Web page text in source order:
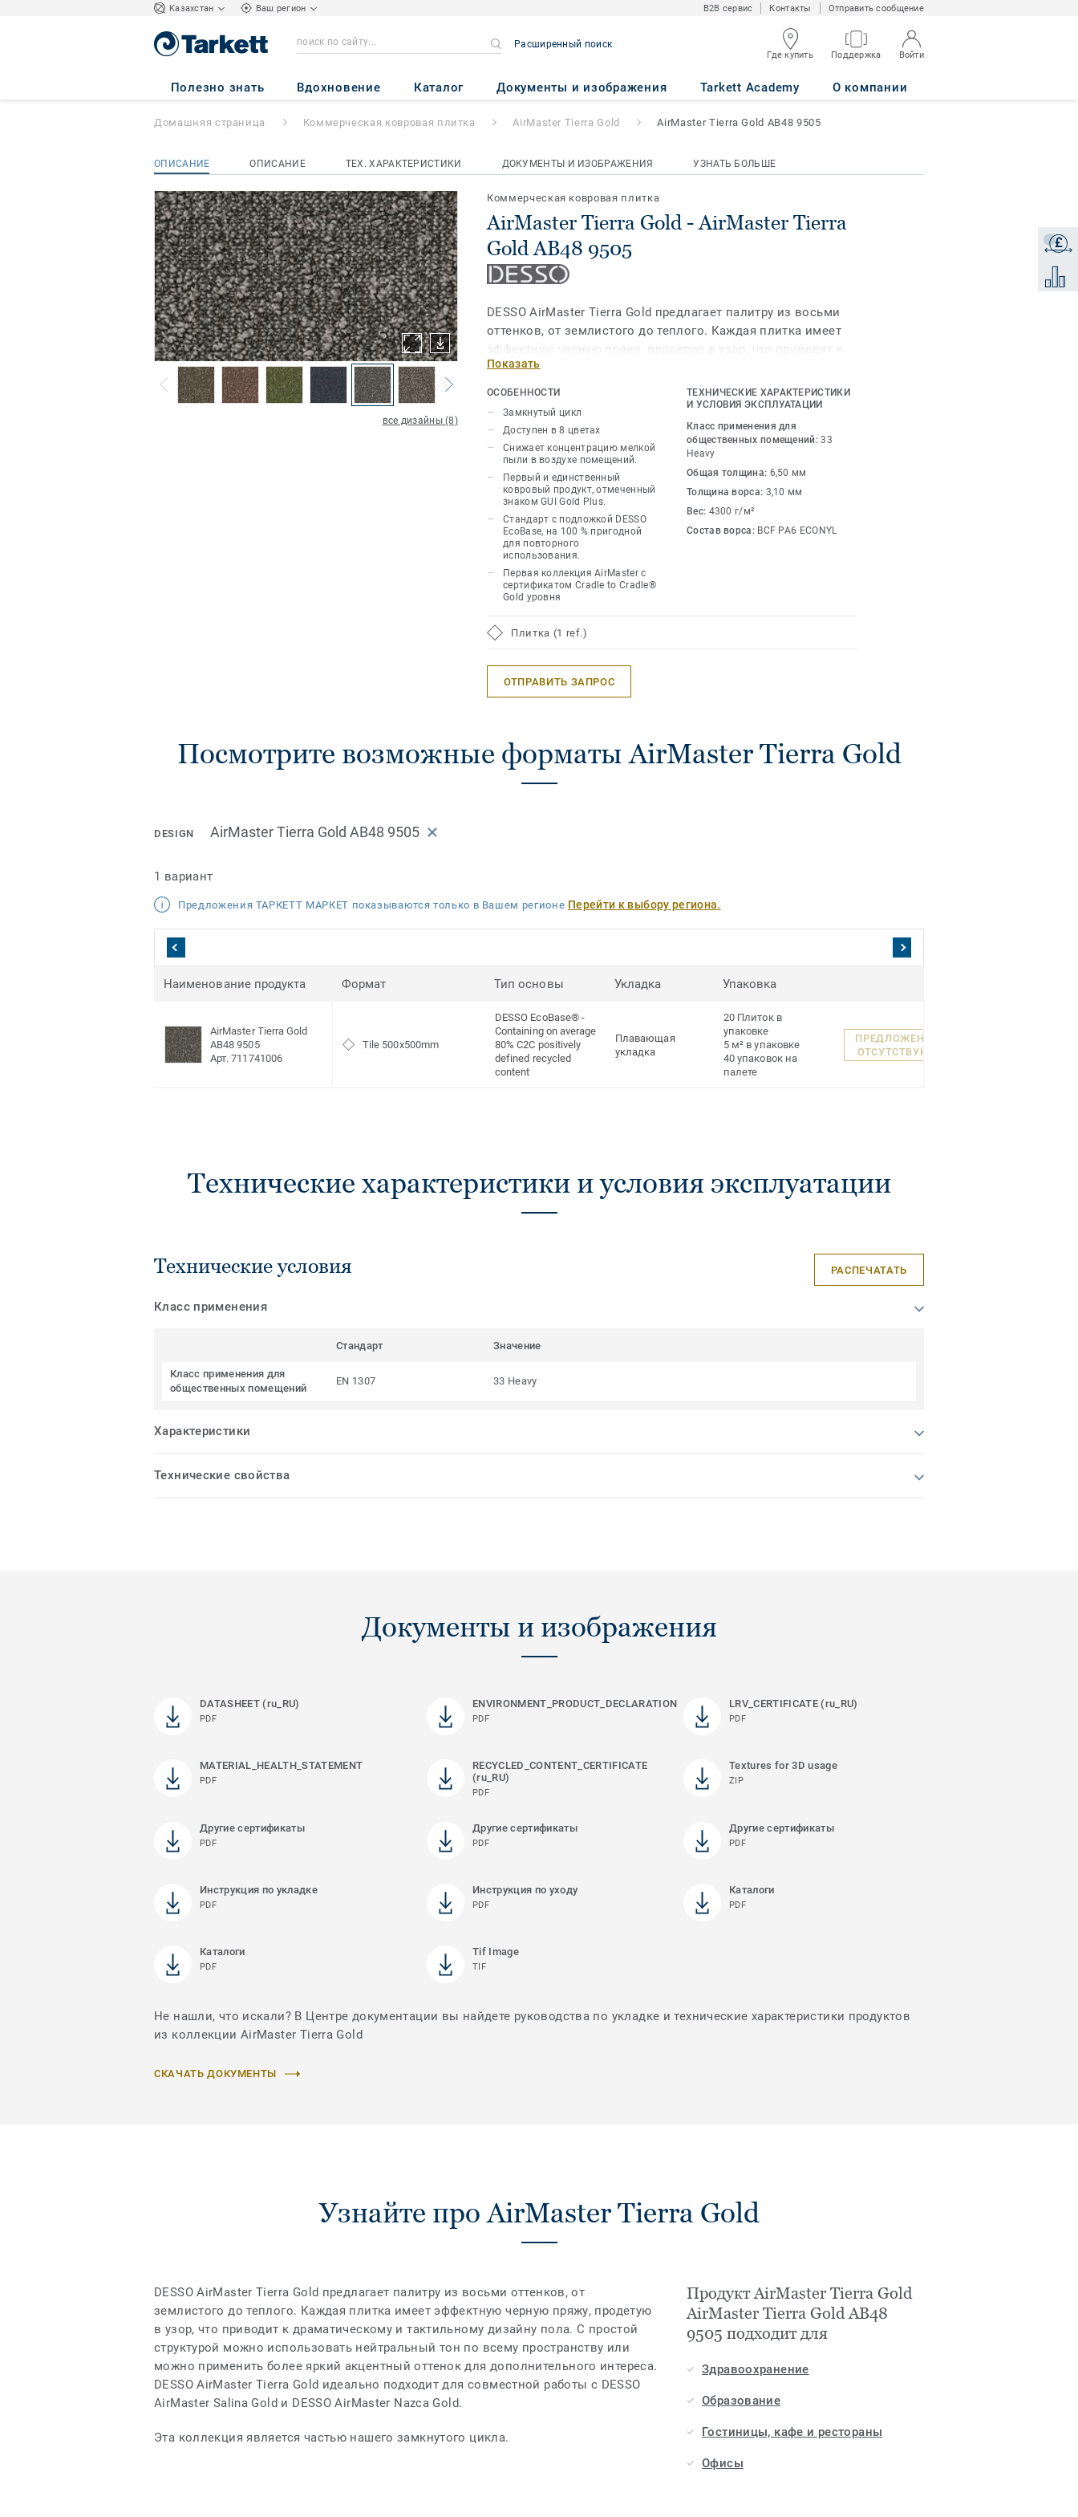
Kазахстан Ваш регион B2B сервис Контакты Отправить сообщение
Расширенный поиск
Где купить Поддержка Войти
Полезно знать Вдохновение Каталог Документы и изображения Tarkett Academy О компании
AirMaster Tierra Gold - AirMaster Tierra Gold AB48 9505
£
Домашняя страница Коммерческая ковровая плитка AirMaster Tierra Gold AirMaster Tierra Gold AB48 9505
ОПИСАНИЕ ОПИСАНИЕ ТЕХ. ХАРАКТЕРИСТИКИ ДОКУМЕНТЫ И ИЗОБРАЖЕНИЯ УЗНАТЬ БОЛЬШЕ
все дизайны (8)
Коммерческая ковровая плитка
AirMaster Tierra Gold - AirMaster Tierra
Gold AB48 9505
DESSO AirMaster Tierra Gold предлагает палитру из восьми
оттенков, от землистого до теплого. Каждая плитка имеет
эффектную черную пряжу, продетую в узор, что приводит к
драматическому и тактильному дизайну пола. С простой
структурой можно использовать нейтральный тон по всему
пространству или можно применить более яркий акцентный
оттенок для дополнительного интереса. DESSO AirMaster
Tierra Gold идеально подходит для совместной работы с
DESSO AirMaster Salina Gold и DESSO AirMaster Nazca Gold.
Эта коллекция является частью нашего замкнутого цикла.
Показать
ОСОБЕННОСТИ
Замкнутый цикл
Доступен в 8 цветах
Снижает концентрацию мелкой
пыли в воздухе помещений.
Первый и единственный
ковровый продукт, отмеченный
знаком GUI Gold Plus.
Стандарт с подложкой DESSO
EcoBase, на 100 % пригодной
для повторного
использования.
Первая коллекция AirMaster с
сертификатом Cradle to Cradle®
Gold уровня
ТЕХНИЧЕСКИЕ ХАРАКТЕРИСТИКИ
И УСЛОВИЯ ЭКСПЛУАТАЦИИ
Класс применения для
общественных помещений:33
Heavy
Общая толщина: 6,50 мм
Толщина ворса: 3,10 мм
Вес: 4300 г/м²
Состав ворса: BCF PA6 ECONYL
Плитка (1 ref.)
ОТПРАВИТЬ ЗАПРОС
Посмотрите возможные форматы AirMaster Tierra Gold
DESIGN AirMaster Tierra Gold AB48 9505
1 вариант
Предложения ТАРКЕТТ МАРКЕТ показываются только в Вашем регионе Перейти к выбору региона.
Наименование продукта Формат Тип основы Укладка Упаковка
AirMaster Tierra Gold
AB48 9505
Арт. 711741006
Tile 500x500mm
DESSO EcoBase® -
Containing on average
80% C2C positively
defined recycled
content
Плавающая
укладка
20 Плиток в
упаковке
5 м² в упаковке
40 упаковок на
палете
ПРЕДЛОЖЕНИЯ
ОТСУТСТВУЮТ
Технические характеристики и условия эксплуатации
Технические условия РАСПЕЧАТАТЬ
Класс применения
Стандарт Значение
Класс применения для
общественных помещений
EN 1307 33 Heavy
Характеристики
Технические свойства
Документы и изображения
DATASHEET (ru_RU)
PDF
ENVIRONMENT_PRODUCT_DECLARATION
PDF
LRV_CERTIFICATE (ru_RU)
PDF
MATERIAL_HEALTH_STATEMENT
PDF
RECYCLED_CONTENT_CERTIFICATE
(ru_RU)
PDF
Textures for 3D usage
ZIP
Другие сертификаты
PDF
Другие сертификаты
PDF
Другие сертификаты
PDF
Инструкция по укладке
PDF
Инструкция по уходу
PDF
Каталоги
PDF
Каталоги
PDF
Tif Image
TIF
Не нашли, что искали? В Центре документации вы найдете руководства по укладке и технические характеристики продуктов
из коллекции AirMaster Tierra Gold
СКАЧАТЬ ДОКУМЕНТЫ
Узнайте про AirMaster Tierra Gold
DESSO AirMaster Tierra Gold предлагает палитру из восьми оттенков, от
землистого до теплого. Каждая плитка имеет эффектную черную пряжу, продетую
в узор, что приводит к драматическому и тактильному дизайну пола. С простой
структурой можно использовать нейтральный тон по всему пространству или
можно применить более яркий акцентный оттенок для дополнительного интереса.
DESSO AirMaster Tierra Gold идеально подходит для совместной работы с DESSO
AirMaster Salina Gold и DESSO AirMaster Nazca Gold.
Эта коллекция является частью нашего замкнутого цикла.
Продукт AirMaster Tierra Gold
AirMaster Tierra Gold AB48
9505 подходит для
Здравоохранение
Образование
Гостиницы, кафе и рестораны
Офисы